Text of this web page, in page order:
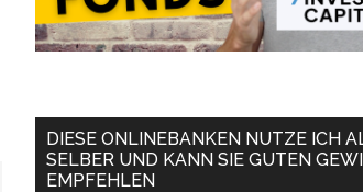
DIESE ONLINEBANKEN NUTZE ICH
SELBER UND KANN SIE GUTEN
EMPFEHLEN